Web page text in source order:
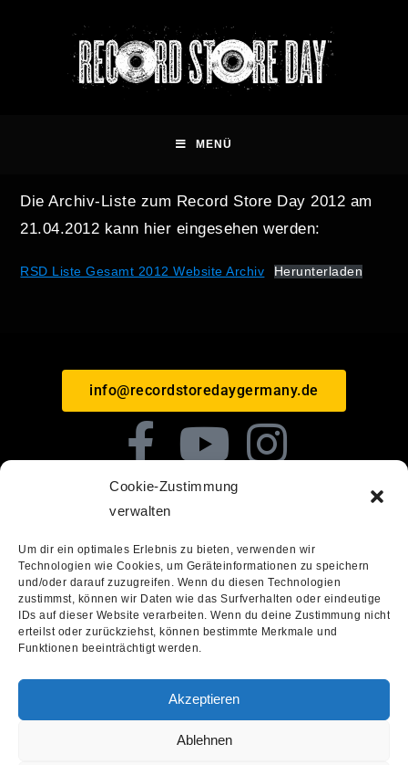
Cookie-Zustimmung
verwalten
Um dir ein optimales Erlebnis zu bieten, verwenden wir
Technologien wie Cookies, um Geräteinformationen zu speichern
und/oder darauf zuzugreifen. Wenn du diesen Technologien
zustimmst, können wir Daten wie das Surfverhalten oder eindeutige
IDs auf dieser Website verarbeiten. Wenn du deine Zustimmung nicht
erteilst oder zurückziehst, können bestimmte Merkmale und
Funktionen beeinträchtigt werden.
Akzeptieren
Ablehnen
MENÜ
Die Archiv-Liste zum Record Store Day 2012 am
21.04.2012 kann hier eingesehen werden:
RSD Liste Gesamt 2012 Website Archiv Herunterladen
info@recordstoredaygermany.de
OFFICIAL PARTNER